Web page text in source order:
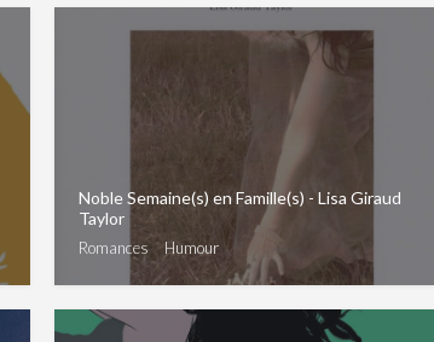
Noble Semaine(s) en Famille(s) - Lisa Giraud
Taylor
Romances Humour